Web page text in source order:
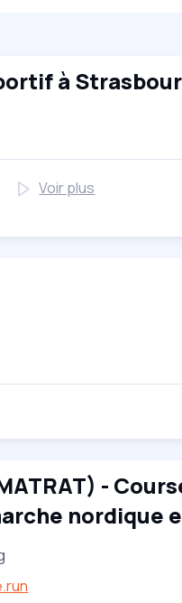
à
Voir plus
-
nordique